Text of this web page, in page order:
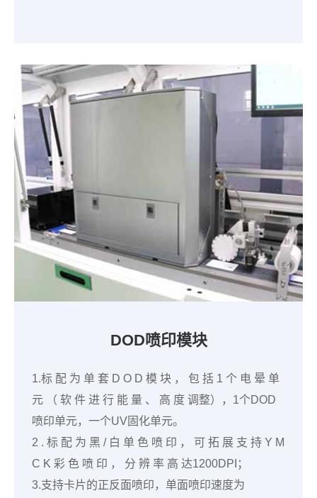
DOD喷印模块
1.标 配 为 单 套 D O D 模 块 ， 包 括 1 个 电 晕 单
元 （ 软 件 进 行 能 量 、 高 度 调整），1个DOD
喷印单元，一个UV固化单元。
2 . 标 配 为 黑 / 白 单 色 喷 印 ， 可 拓 展 支 持 Y M
C K 彩 色 喷 印 ， 分 辨 率 高 达1200DPI；
3.支持卡片的正反面喷印，单面喷印速度为